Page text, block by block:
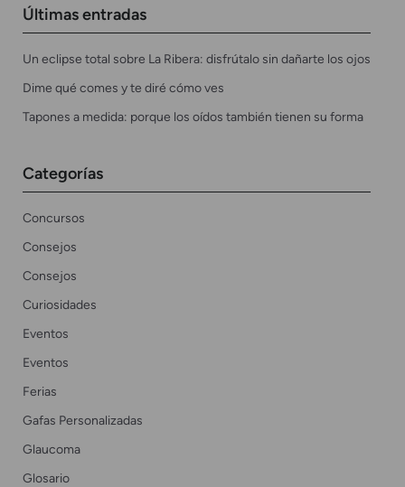
Últimas entradas
Un eclipse total sobre La Ribera: disfrútalo sin dañarte los ojos
Dime qué comes y te diré cómo ves
Tapones a medida: porque los oídos también tienen su forma
Categorías
Concursos
Consejos
Consejos
Curiosidades
Eventos
Eventos
Ferias
Gafas Personalizadas
Glaucoma
Glosario